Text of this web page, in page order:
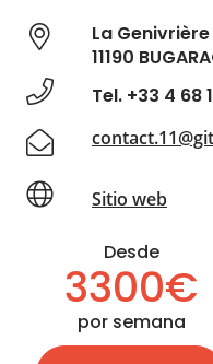
La Genivrière
11190
Tel. +33 4 68
Sitio web
Desde
3300€
por semana